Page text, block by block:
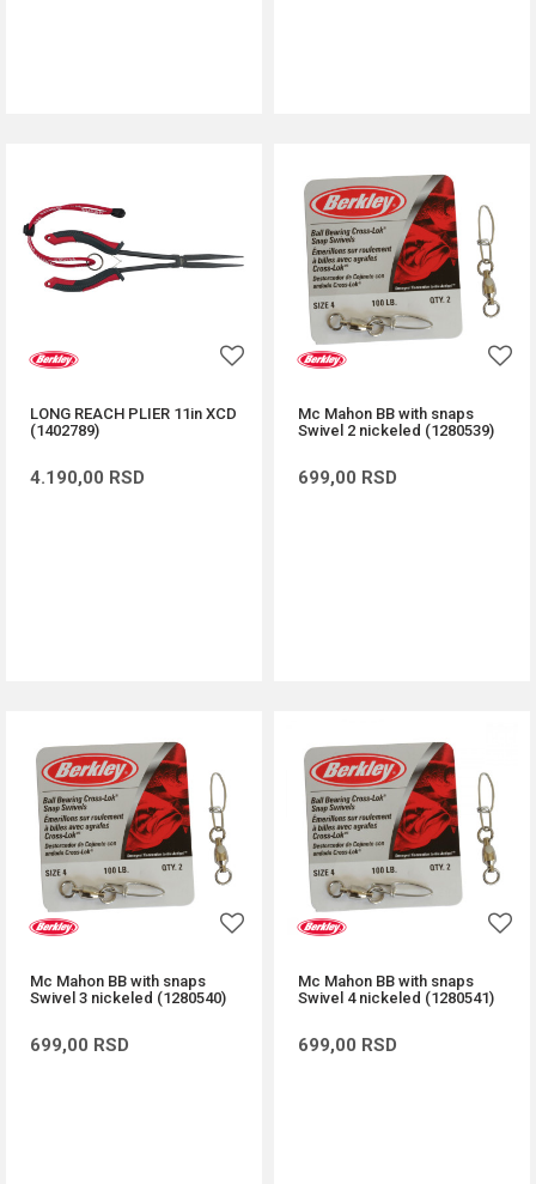
LONG REACH PLIER 11in XCD
(1402789)
4.190,00 RSD
Mc Mahon BB with snaps
Swivel 2 nickeled (1280539)
699,00 RSD
Mc Mahon BB with snaps
Swivel 3 nickeled (1280540)
699,00 RSD
Mc Mahon BB with snaps
Swivel 4 nickeled (1280541)
699,00 RSD